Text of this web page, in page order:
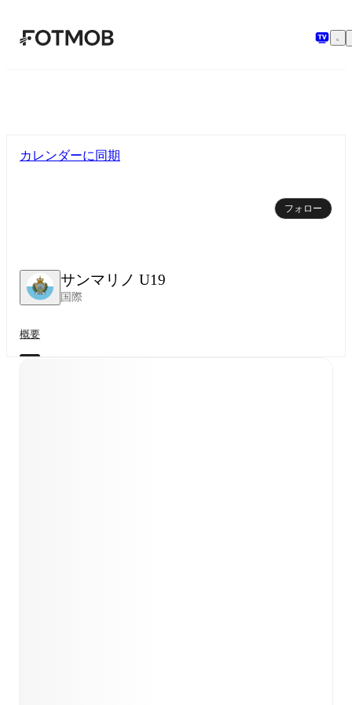
メインコンテンツへスキップ
サンマリノ U19
国際
カレンダーに同期
フォロー
概要